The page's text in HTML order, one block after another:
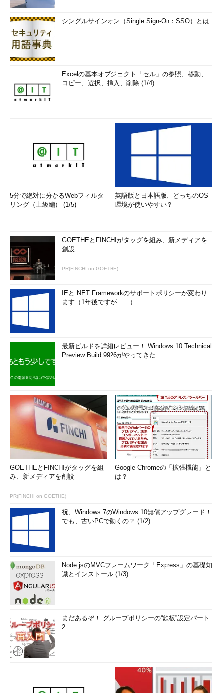
シングルサインオン（Single Sign-On：SSO）とは
Excelの基本オブジェクト「セル」の参照、移動、
コピー、選択、挿入、削除 (1/4)
5分で絶対に分かるWebフィルタ
リング（上級編） (1/5)
英語版と日本語版、どっちのOS
環境が使いやすい？
GOETHEとFINCHIがタッグを組み、新メディアを
創設
PR(FINCHI on GOETHE)
IEと.NET Frameworkのサポートポリシーが変わり
ます（1年後ですが……）
最新ビルドを詳細レビュー！ Windows 10 Technical
Preview Build 9926がやってきた ...
GOETHEとFINCHIがタッグを組
み、新メディアを創設
PR(FINCHI on GOETHE)
Google Chromeの「拡張機能」と
は？
祝、Windows 7のWindows 10無償アップグレード！
でも、古いPCで動くの？ (1/2)
Node.jsのMVCフレームワーク「Express」の基礎知
識とインストール (1/3)
まだあるぞ！ グループポリシーの“鉄板”設定パート
2